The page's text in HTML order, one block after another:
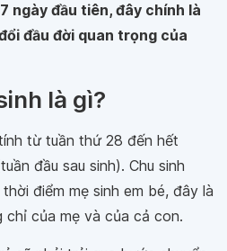
ngày đầu tiên, đây chính là
đầu đời quan trọng của
là gì?
từ tuần thứ 28 đến hết
đầu sau sinh). Chu sinh
điểm mẹ sinh em bé, đây là
của mẹ và của cả con.